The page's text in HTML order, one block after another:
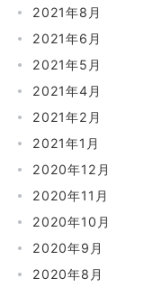
2021年8月
2021年6月
2021年5月
2021年4月
2021年2月
2021年1月
2020年12月
2020年11月
2020年10月
2020年9月
2020年8月